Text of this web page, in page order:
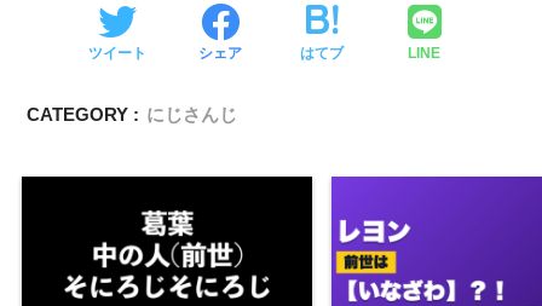
ツイート シェア はてブ LINE
CATEGORY : にじさんじ